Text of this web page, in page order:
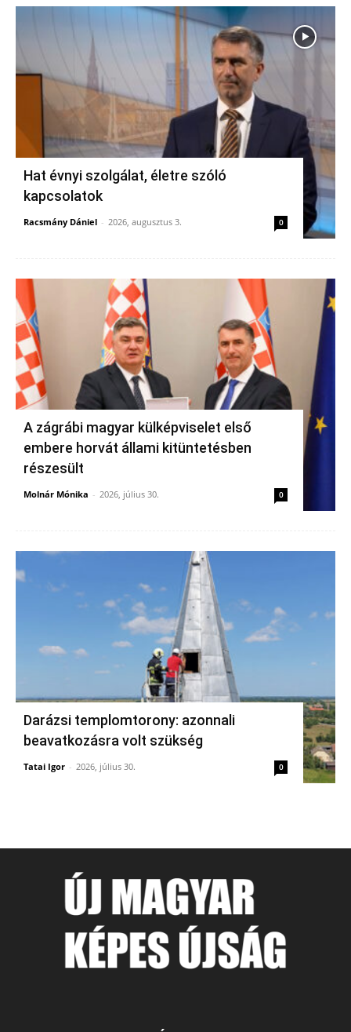
Hat évnyi szolgálat, életre szóló
kapcsolatok
Racsmány Dániel - 2026, augusztus 3. 0
A zágrábi magyar külképviselet első
embere horvát állami kitüntetésben
részesült
Molnár Mónika - 2026, július 30. 0
Darázsi templomtorony: azonnali
beavatkozásra volt szükség
Tatai Igor - 2026, július 30. 0